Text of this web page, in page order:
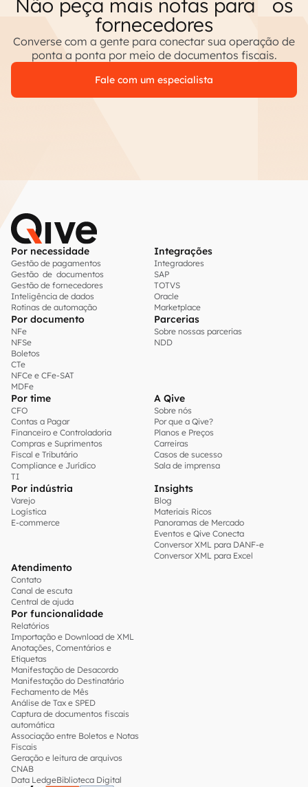
Não peça mais notas para os
fornecedores
Converse com a gente para conectar sua operação de
ponta a ponta por meio de documentos fiscais.
Fale com um especialista
Por necessidade
Gestão de pagamentos
Gestão de documentos
Gestão de fornecedores
Inteligência de dados
Rotinas de automação
Integrações
Integradores
SAP
TOTVS
Oracle
Marketplace
Por documento
NFe
NFSe
Boletos
CTe
NFCe e CFe-SAT
MDFe
Parcerias
Sobre nossas parcerias
NDD
Por time
CFO
Contas a Pagar
Financeiro e Controladoria
Compras e Suprimentos
Fiscal e Tributário
Compliance e Jurídico
TI
A Qive
Sobre nós
Por que a Qive?
Planos e Preços
Carreiras
Casos de sucesso
Sala de imprensa
Por indústria
Varejo
Logística
E-commerce
Insights
Blog
Materiais Ricos
Panoramas de Mercado
Eventos e Qive Conecta
Conversor XML para DANF-e
Conversor XML para Excel
Atendimento
Contato
Canal de escuta
Central de ajuda
Por funcionalidade
Relatórios
Importação e Download de XML
Anotações, Comentários e
Etiquetas
Manifestação de Desacordo
Manifestação do Destinatário
Fechamento de Mês
Análise de Tax e SPED
Captura de documentos fiscais
automática
Associação entre Boletos e Notas
Fiscais
Geração e leitura de arquivos
CNAB
Data LedgeBiblioteca Digital